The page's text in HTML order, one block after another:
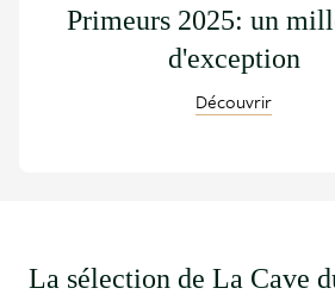
Primeurs 2025: un
d'exception
Découvrir
La sélection de La Cave